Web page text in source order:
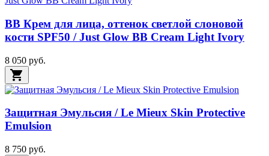
BB Крем для лица, оттенок светлой слоновой
кости SPF50 / Just Glow BB Cream Light Ivory
8 050 руб.
shopping_cart
Защитная Эмульсия / Le Mieux Skin Protective
Emulsion
8 750 руб.